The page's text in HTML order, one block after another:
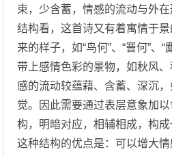
束，少含蓄，情感的流动与
结构看，这首诗又有着寓情于
来的样子，如“鸟何”、“罾何”、“
带上感情色彩的景物，如秋风
感的流动较蕴藉、含蓄、深沉
觉。因此需要通过表层意象
构，明暗对应，相辅相成，构成
这种结构的优点是：可以增大